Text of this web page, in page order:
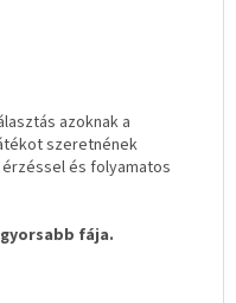
azoknak a
szeretnének
és folyamatos
fája.